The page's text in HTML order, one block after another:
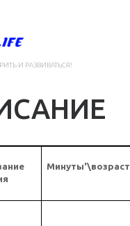
И РАЗВИВАТЬСЯ!
Минуты'\возраст